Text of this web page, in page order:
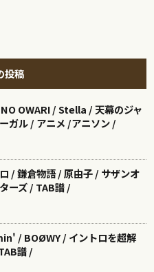
投稿
OWARI / Stella / 天幕のジャ
ガル / アニメ /アニソン /
/ 鎌倉物語 / 原由子 / サザンオ
ーズ / TAB譜 /
/ BOØWY / イントロを超解
譜 /